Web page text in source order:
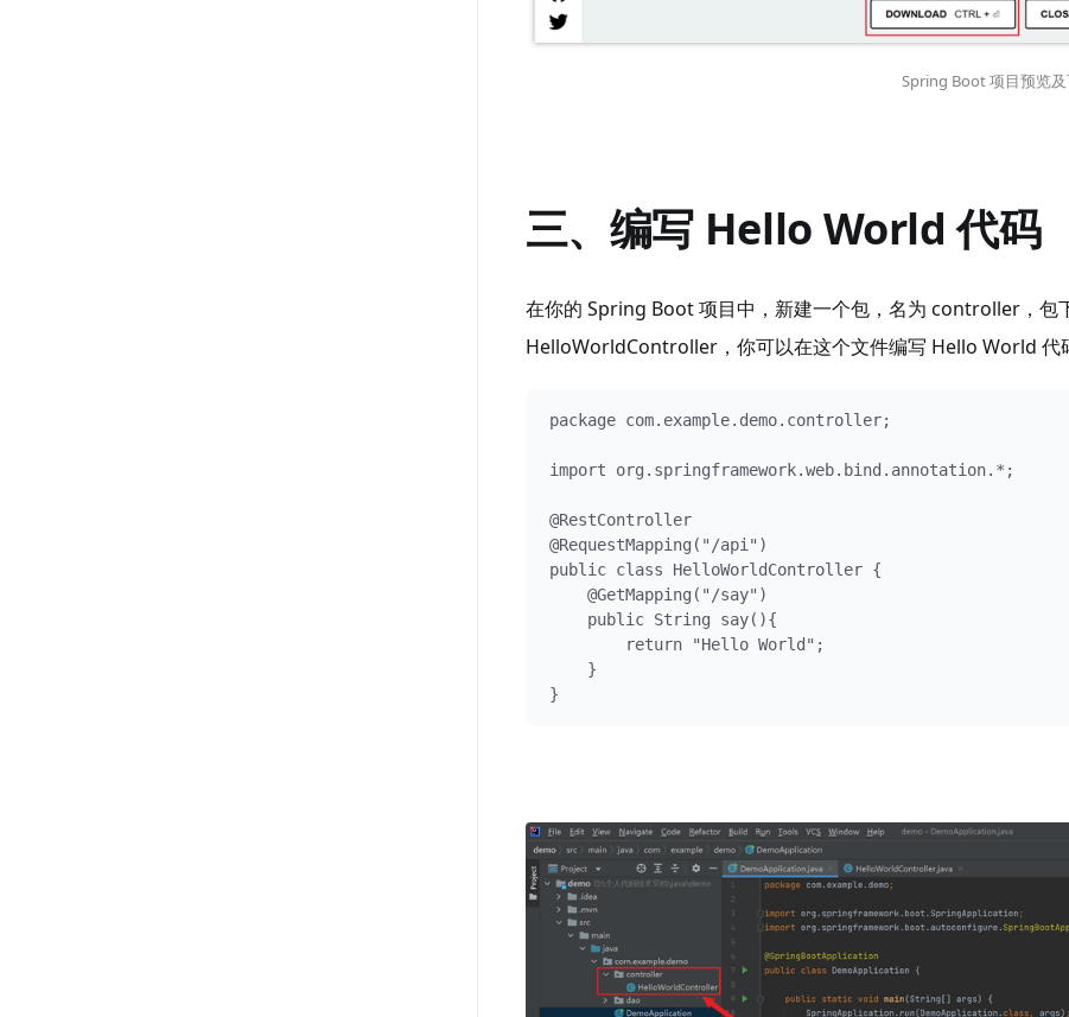
Spring Boot 项目预览
三、编写 Hello World 代码
在你的 Spring Boot 项目中，新建一个包，名为 controller，包
HelloWorldController，你可以在这个文件编写 Hello World 代
package com.example.demo.controller;
import org.springframework.web.bind.annotation.*;
@RestController
@RequestMapping("/api")
public class HelloWorldController {
    @GetMapping("/say")
    public String say(){
        return "Hello World";
    }
}